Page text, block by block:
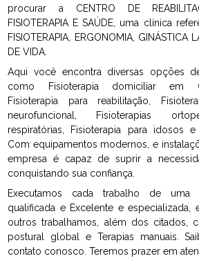
procurar a CENTRO DE
FISIOTERAPIA E SAÚDE, uma clínica
FISIOTERAPIA, ERGONOMIA, GINÁSTICA
DE VIDA.
Aqui você encontra diversas opções
como Fisioterapia domiciliar em
Fisioterapia para reabilitação,
neurofuncional, Fisioterapias
respiratórias, Fisioterapia para idosos e
Com equipamentos modernos, e
empresa é capaz de suprir a
conquistando sua confiança.
Executamos cada trabalho de uma
qualificada e Excelente e especializada,
outros trabalhamos, além dos citados,
postural global e Terapias manuais.
contato conosco. Teremos prazer em